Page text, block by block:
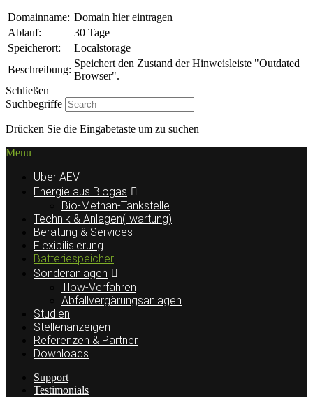
Domainname: Domain hier eintragen
Ablauf:
30 Tage
Speicherort:
Localstorage
Beschreibung:
Speichert den Zustand der Hinweisleiste "Outdated
Browser".
Schließen
Suchbegriffe
Drücken Sie die Eingabetaste um zu suchen
Menu
Über AEV
Energie aus Biogas
Bio-Methan-Tankstelle
Technik & Anlagen(-wartung)
Beratung & Services
Flexibilisierung
Batteriespeicher
Sonderanlagen
Tlow-Verfahren
Abfallvergärungsanlagen
Studien
Stellenanzeigen
Referenzen & Partner
Downloads
Support
Testimonials